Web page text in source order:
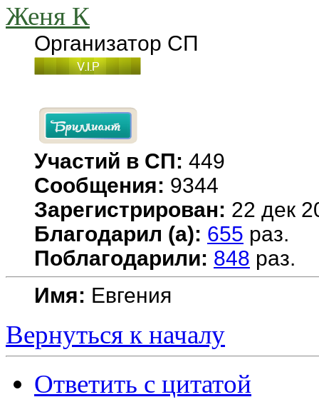
Женя К
Организатор СП
Участий в СП: 449
Сообщения: 9344
Зарегистрирован: 22 дек
Благодарил (а): 655 раз.
Поблагодарили: 848 раз.
Имя: Евгения
Вернуться к началу
Ответить с цитатой